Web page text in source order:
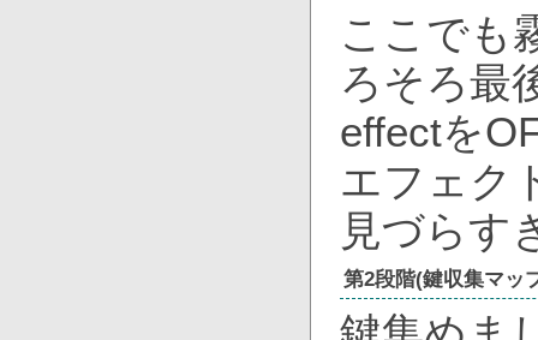
ここでも
ろそろ最
effectを
エフェク
見づらす
第2段階(鍵収集マッ